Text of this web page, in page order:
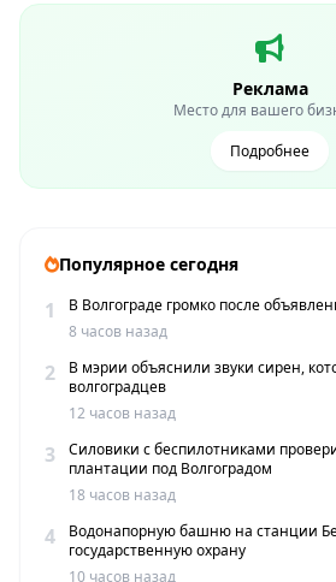
Реклама
Место для вашего
Подробнее
Популярное сегодня
1
В Волгограде громко после
8 часов назад
2
В мэрии объяснили звуки сирен,
волгоградцев
12 часов назад
3
Силовики с беспилотниками
плантации под Волгоградом
18 часов назад
4
Водонапорную башню на станции
государственную охрану
10 часов назад